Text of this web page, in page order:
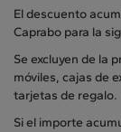
El descuento
Caprabo para la
Se excluyen de la
móviles, cajas de
tarjetas de regalo.
Si el importe